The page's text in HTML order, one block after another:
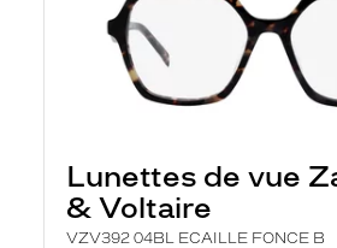
Lunettes de vue
& Voltaire
VZV392 04BL ECAILLE FONCE B